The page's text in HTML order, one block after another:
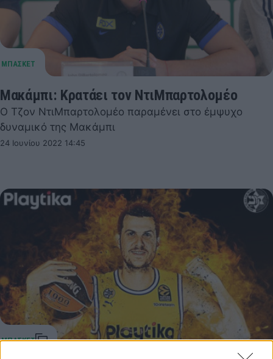
Μακάμπι: Κρατάει τον ΝτιΜπαρτολομέο
Ο Τζον ΝτιΜπαρτολομέο παραμένει στο έμψυχο
δυναμικό της Μακάμπι
24 Ιουνίου 2022 14:45